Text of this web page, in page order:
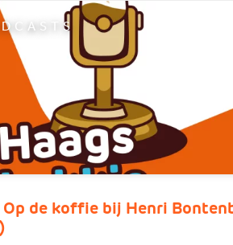
Op de koffie bij Henri